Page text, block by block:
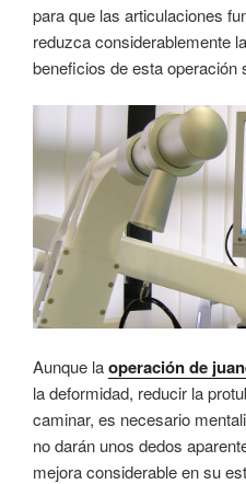
para que las articulaciones
reduzca considerablemente
beneficios de esta operación
Aunque laoperación de
la deformidad, reducir la
caminar, es necesario
no darán unos dedos
mejora considerable en su